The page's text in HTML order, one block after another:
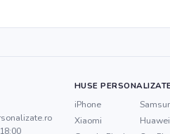
HUSE
iPhone
Xiaomi
Huawei